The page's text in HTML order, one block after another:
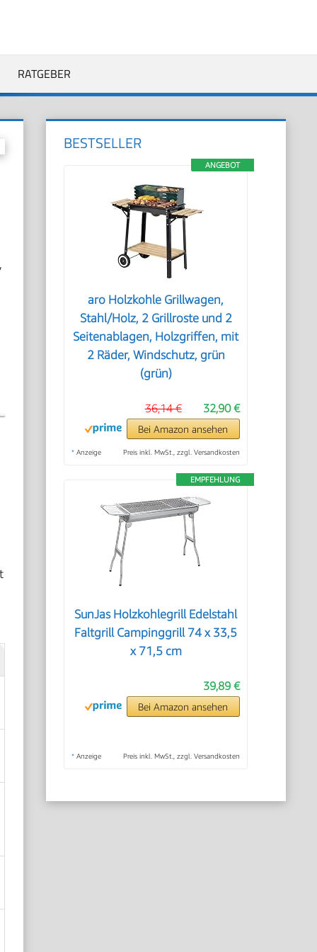
RATGEBER
BESTSELLER
ANGEBOT
aro Holzkohle Grillwagen,
Stahl/Holz, 2 Grillroste und 2
Seitenablagen, Holzgriffen, mit
2 Räder, Windschutz, grün
(grün)
32,90 €
36,14 €
Bei Amazon ansehen
* Anzeige Preis inkl. MwSt., zzgl. Versandkosten
EMPFEHLUNG
SunJas Holzkohlegrill Edelstahl
Faltgrill Campinggrill 74 x 33,5
x 71,5 cm
39,89 €
Bei Amazon ansehen
* Anzeige Preis inkl. MwSt., zzgl. Versandkosten